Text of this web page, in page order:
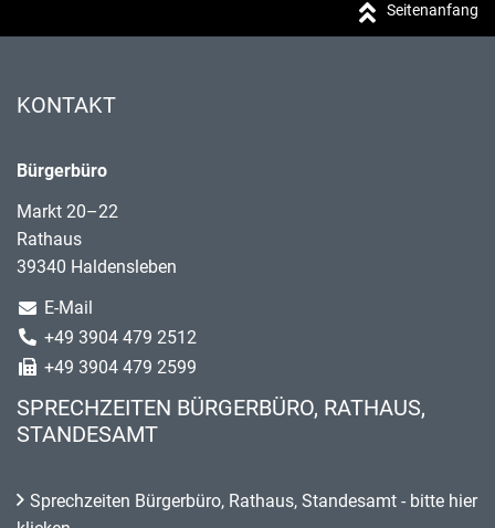
Seitenanfang
KONTAKT
Bürgerbüro
Markt 20–22
Rathaus
39340 Haldensleben
E-Mail
+49 3904 479 2512
+49 3904 479 2599
SPRECHZEITEN BÜRGERBÜRO, RATHAUS,
STANDESAMT
Sprechzeiten Bürgerbüro, Rathaus, Standesamt - bitte hier